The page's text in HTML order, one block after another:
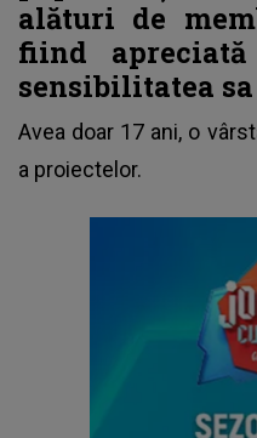
alături de
fiind
sensibilitatea
Avea doar 17 ani, o
a proiectelor.